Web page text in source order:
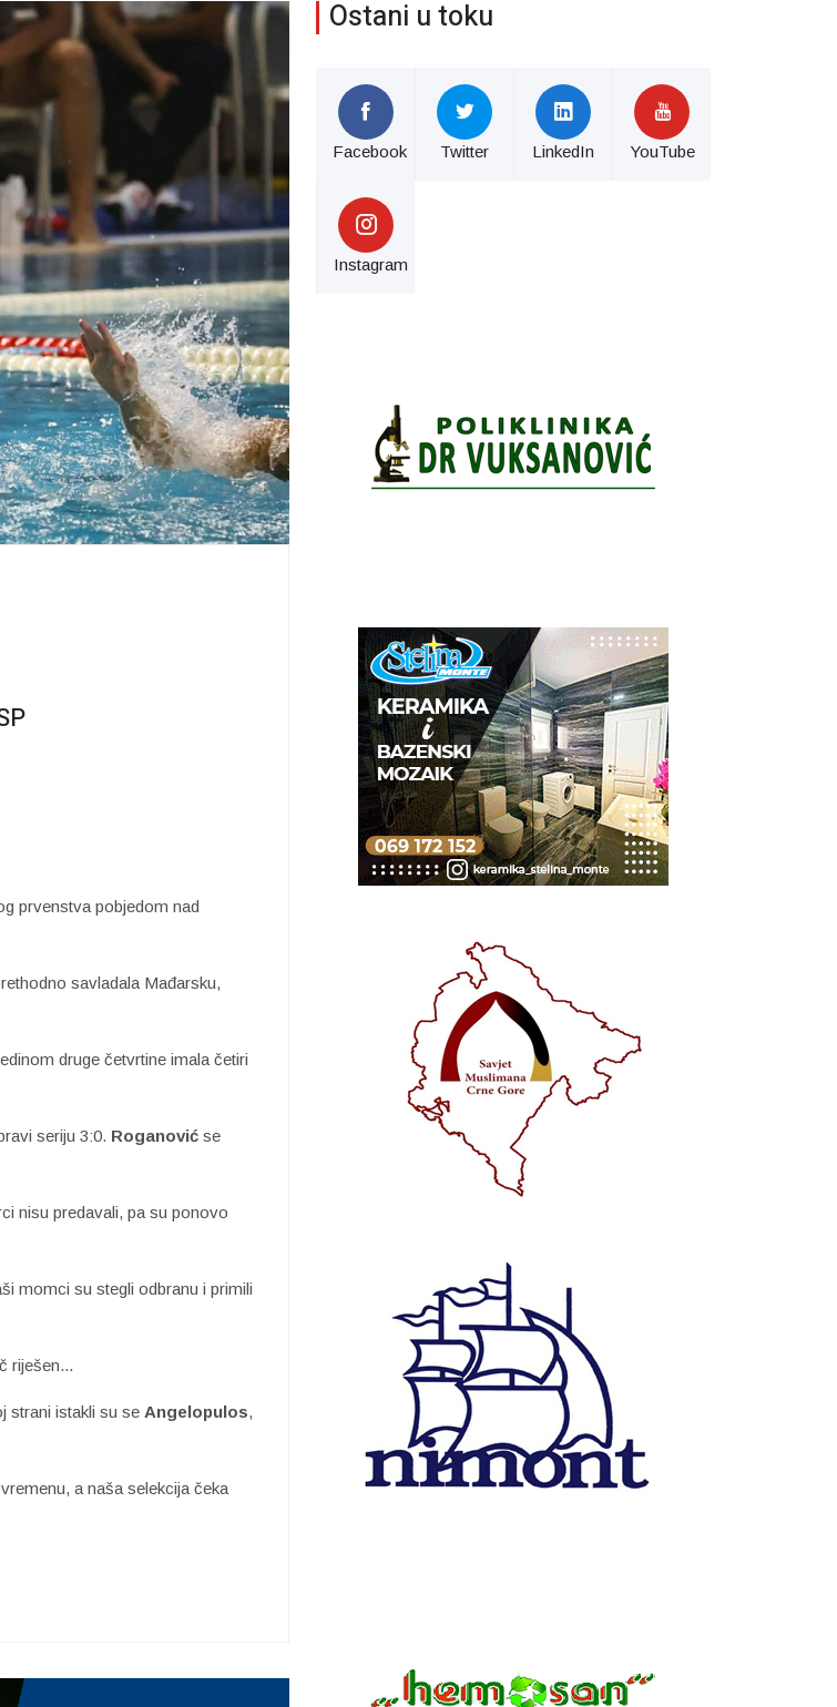
prvenstva pobjedom nad
savladala Mađarsku,
druge četvrtine imala četiri
seriju 3:0. Roganović se
nisu predavali, pa su ponovo
momci su stegli odbranu i primili
riješen...
strani istakli su se Angelopulos,
a naša selekcija čeka
Ostani u toku
Facebook Twitter LinkedIn YouTube
Instagram